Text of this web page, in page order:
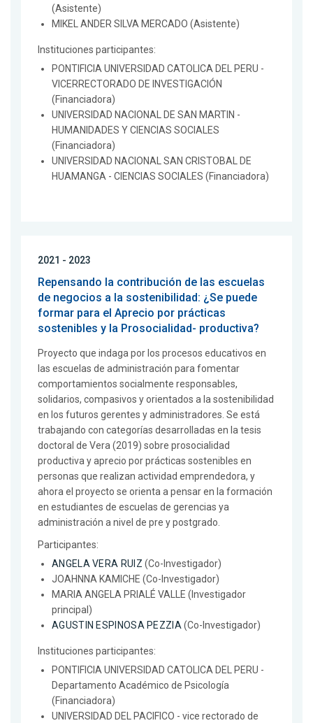
(Asistente)
MIKEL ANDER SILVA MERCADO (Asistente)
Instituciones participantes:
PONTIFICIA UNIVERSIDAD CATOLICA DEL PERU -
VICERRECTORADO DE INVESTIGACIÓN
(Financiadora)
UNIVERSIDAD NACIONAL DE SAN MARTIN -
HUMANIDADES Y CIENCIAS SOCIALES
(Financiadora)
UNIVERSIDAD NACIONAL SAN CRISTOBAL DE
HUAMANGA - CIENCIAS SOCIALES (Financiadora)
2021 - 2023
Repensando la contribución de las escuelas
de negocios a la sostenibilidad: ¿Se puede
formar para el Aprecio por prácticas
sostenibles y la Prosocialidad- productiva?
Proyecto que indaga por los procesos educativos en
las escuelas de administración para fomentar
comportamientos socialmente responsables,
solidarios, compasivos y orientados a la sostenibilidad
en los futuros gerentes y administradores. Se está
trabajando con categorías desarrolladas en la tesis
doctoral de Vera (2019) sobre prosocialidad
productiva y aprecio por prácticas sostenibles en
personas que realizan actividad emprendedora, y
ahora el proyecto se orienta a pensar en la formación
en estudiantes de escuelas de gerencias ya
administración a nivel de pre y postgrado.
Participantes:
ANGELA VERA RUIZ (Co-Investigador)
JOAHNNA KAMICHE (Co-Investigador)
MARIA ANGELA PRIALÉ VALLE (Investigador
principal)
AGUSTIN ESPINOSA PEZZIA(Co-Investigador)
Instituciones participantes:
PONTIFICIA UNIVERSIDAD CATOLICA DEL PERU -
Departamento Académico de Psicología
(Financiadora)
UNIVERSIDAD DEL PACIFICO - vice rectorado de